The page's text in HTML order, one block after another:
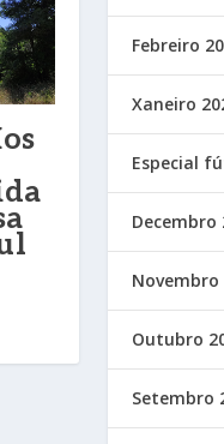
Febreiro
Xaneiro
Especial
Decembro
Novembro
Outubro
Setembro